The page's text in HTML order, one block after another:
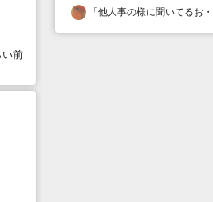
い前
「他人事の様に聞いてるお